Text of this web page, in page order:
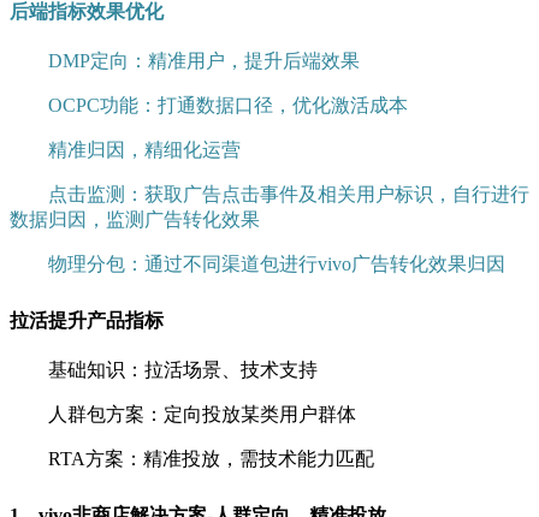
后端指标效果优化
DMP定向：精准用户，提升后端效果
OCPC功能：打通数据口径，优化激活成本
精准归因，精细化运营
点击监测：获取广告点击事件及相关用户标识，自行进行
数据归因，监测广告转化效果
物理分包：通过不同渠道包进行vivo广告转化效果归因
拉活提升产品指标
基础知识：拉活场景、技术支持
人群包方案：定向投放某类用户群体
RTA方案：精准投放，需技术能力匹配